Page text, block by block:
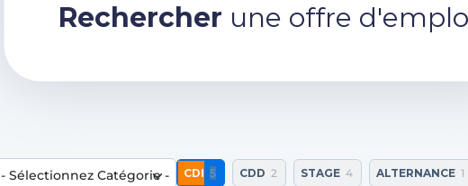
Rechercher une offre
CDI 5 CDD 2 STAGE 4 ALTERNANCE 1